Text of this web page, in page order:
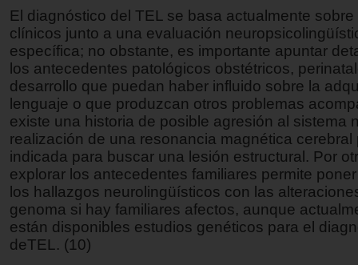
El diagnóstico del TEL se basa actualmente sobre
clínicos junto a una evaluación
específica; no obstante, es importante apuntar
los antecedentes patológicos obstétricos,
desarrollo que puedan haber influido sobre la
lenguaje o que produzcan otros problemas
existe una historia de posible agresión al sistema
realización de una resonancia magnética cerebral
indicada para buscar una lesión estructural. Por
explorar los antecedentes familiares permite
los hallazgos neurolingüísticos con las
genoma si hay familiares afectos, aunque
están disponibles estudios genéticos para el
deTEL. (10)